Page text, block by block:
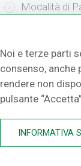
Modalità di
Resi e
Noi e terze parti
consenso,
rendere non
pulsante
INFORMATIVA